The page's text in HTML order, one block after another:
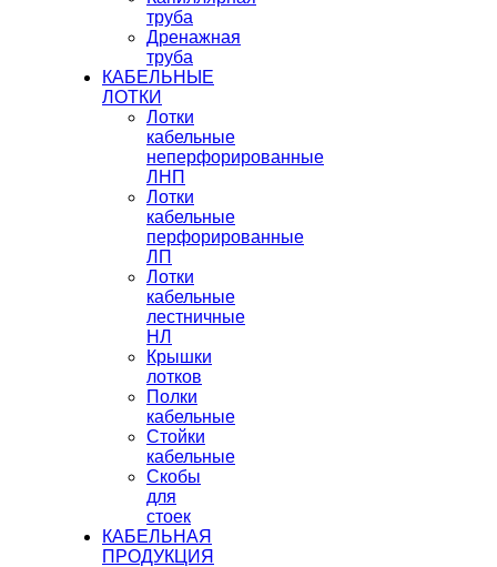
труба
Дренажная
труба
КАБЕЛЬНЫЕ
ЛОТКИ
Лотки
кабельные
неперфорированные
ЛНП
Лотки
кабельные
перфорированные
ЛП
Лотки
кабельные
лестничные
НЛ
Крышки
лотков
Полки
кабельные
Стойки
кабельные
Скобы
для
стоек
КАБЕЛЬНАЯ
ПРОДУКЦИЯ